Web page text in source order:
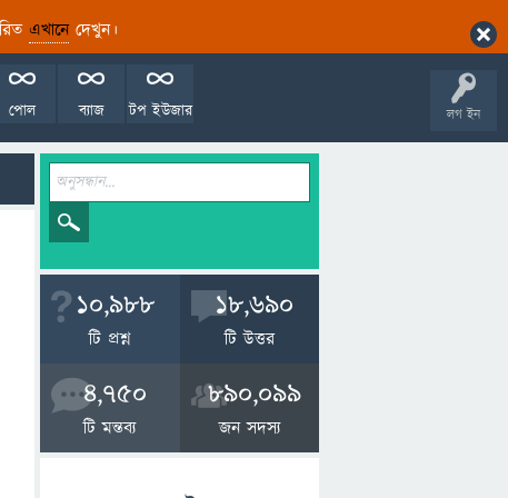
এখানেদেখুন।
লগ ইন
টপ ইউজার
ব্যাজ
পোল
10,988
টি প্রশ্ন
18,690
টি উত্তর
4,750
টি মন্তব্য
890,099
জন সদস্য